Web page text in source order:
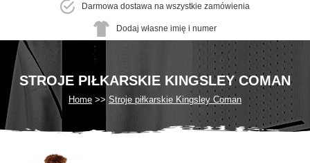
Darmowa dostawa na wszystkie zamówienia
Dodaj własne imię i numer
STROJE PIŁKARSKIE KINGSLEY COMAN
Home Stroje piłkarskie Kingsley Coman